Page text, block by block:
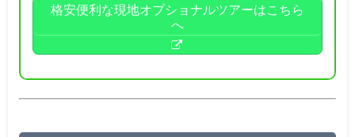
格安便利な現地オプショナルツアーはこちら
へ